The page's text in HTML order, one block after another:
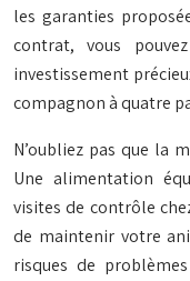
les garanties
contrat, vous
investissement
compagnon à quatre
N’oubliez pas que la
Une alimentation
visites de contrôle
de maintenir votre
risques de